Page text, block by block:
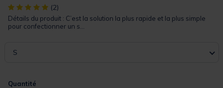
[object Object] out of 5 Customer Rating
(2)
Détails du produit : C’est la solution la plus rapide et la plus simple
pour confectionner un s...
S
Quantité